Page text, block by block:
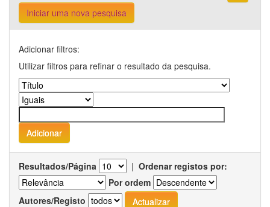
Iniciar uma nova pesquisa
Adicionar filtros:
Utilizar filtros para refinar o resultado da pesquisa.
Resultados/Página | Ordenar registos por:
Por ordem
Autores/Registo